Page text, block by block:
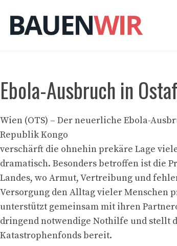
Inhalt
springen
Ebola-Ausbruch in
Wien (OTS) – Der neuerliche Ebola-
Republik Kongo
verschärft die ohnehin prekäre Lage
dramatisch. Besonders betroffen ist die
Landes, wo Armut, Vertreibung und
Versorgung den Alltag vieler Menschen
unterstützt gemeinsam mit ihren
dringend notwendige Nothilfe und stellt
Katastrophenfonds bereit.